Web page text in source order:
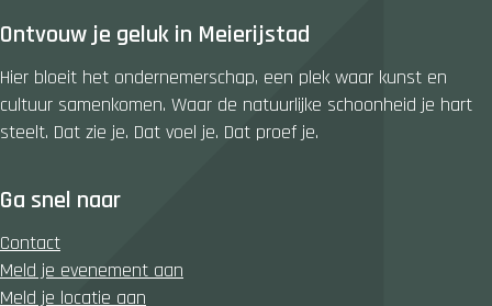
Ontvouw je geluk in Meierijstad
Hier bloeit het ondernemerschap, een plek waar kunst en
cultuur samenkomen. Waar de natuurlijke schoonheid je hart
steelt. Dat zie je. Dat voel je. Dat proef je.
Ga snel naar
Contact
Meld je evenement aan
Meld je locatie aan